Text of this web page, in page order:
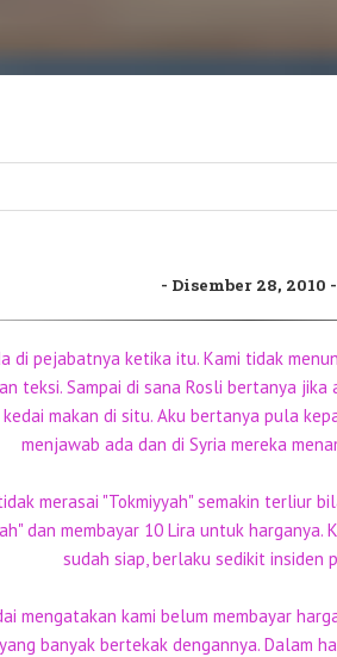
Disember 28, 2010
di pejabatnya ketika itu. Kami tidak
teksi. Sampai di sana Rosli bertanya
makan di situ. Aku bertanya pula
menjawab ada dan di Syria mereka
merasai "Tokmiyyah" semakin terliur
dan membayar 10 Lira untuk
sudah siap, berlaku sedikit insiden
mengatakan kami belum membayar
banyak bertekak dengannya. Dalam